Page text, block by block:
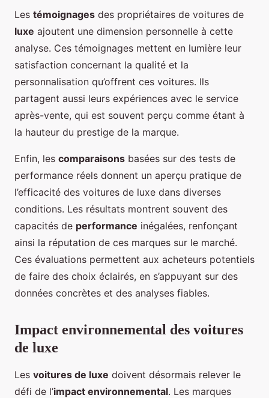
Les témoignages des propriétaires de voitures de
luxe ajoutent une dimension personnelle à cette
analyse. Ces témoignages mettent en lumière leur
satisfaction concernant la qualité et la
personnalisation qu’offrent ces voitures. Ils
partagent aussi leurs expériences avec le service
après-vente, qui est souvent perçu comme étant à
la hauteur du prestige de la marque.
Enfin, les comparaisons basées sur des tests de
performance réels donnent un aperçu pratique de
l’efficacité des voitures de luxe dans diverses
conditions. Les résultats montrent souvent des
capacités de performance inégalées, renfonçant
ainsi la réputation de ces marques sur le marché.
Ces évaluations permettent aux acheteurs potentiels
de faire des choix éclairés, en s’appuyant sur des
données concrètes et des analyses fiables.
Impact environnemental des voitures
de luxe
Les voitures de luxe doivent désormais relever le
défi de l’impact environnemental. Les marques